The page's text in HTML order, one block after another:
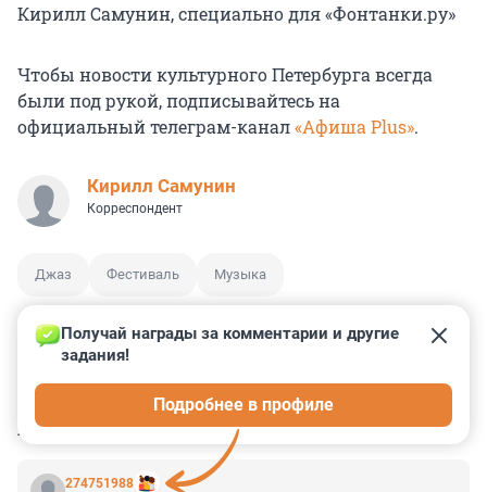
Кирилл Самунин, специально для «Фонтанки.ру»
Чтобы новости культурного Петербурга всегда
были под рукой, подписывайтесь на
официальный телеграм-канал«Афиша Plus».
Кирилл Самунин
Корреспондент
Джаз Фестиваль Музыка
КОММЕНТАРИИ 6
274751988
Получай награды за комментарии и другие
задания!
Подробнее в профиле